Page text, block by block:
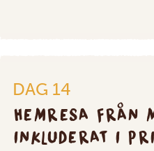
DAG 14
HEMRESA FRÅN
INKLUDERAT I
(inte
inkluderat
i
priset)